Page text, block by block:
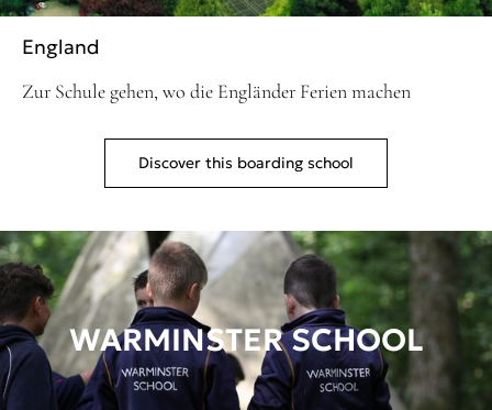
England
Zur Schule gehen, wo die Engländer Ferien machen
Discover this boarding school
WARMINSTER SCHOOL